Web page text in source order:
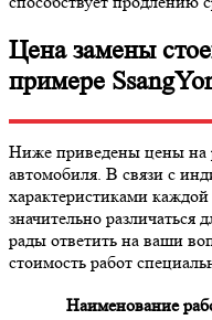
Цена замены
примере
Ниже приведены цены на
автомобиля. В связи с
характеристиками
значительно различаться
рады ответить на ваши
стоимость работ
Наименование